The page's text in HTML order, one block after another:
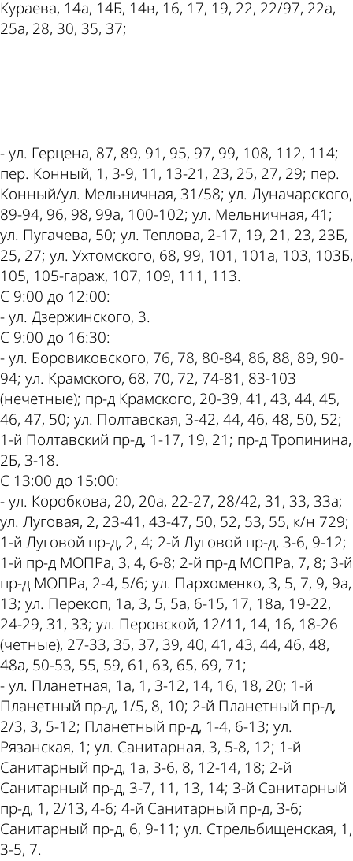
Кураева, 14а, 14Б, 14в, 16, 17, 19, 22, 22/97, 22а,
25а, 28, 30, 35, 37;
- ул. Герцена, 87, 89, 91, 95, 97, 99, 108, 112, 114;
пер. Конный, 1, 3-9, 11, 13-21, 23, 25, 27, 29; пер.
Конный/ул. Мельничная, 31/58; ул. Луначарского,
89-94, 96, 98, 99а, 100-102; ул. Мельничная, 41;
ул. Пугачева, 50; ул. Теплова, 2-17, 19, 21, 23, 23Б,
25, 27; ул. Ухтомского, 68, 99, 101, 101а, 103, 103Б,
105, 105-гараж, 107, 109, 111, 113.
С 9:00 до 12:00:
- ул. Дзержинского, 3.
С 9:00 до 16:30:
- ул. Боровиковского, 76, 78, 80-84, 86, 88, 89, 90-
94; ул. Крамского, 68, 70, 72, 74-81, 83-103
(нечетные); пр-д Крамского, 20-39, 41, 43, 44, 45,
46, 47, 50; ул. Полтавская, 3-42, 44, 46, 48, 50, 52;
1-й Полтавский пр-д, 1-17, 19, 21; пр-д Тропинина,
2Б, 3-18.
С 13:00 до 15:00:
- ул. Коробкова, 20, 20а, 22-27, 28/42, 31, 33, 33а;
ул. Луговая, 2, 23-41, 43-47, 50, 52, 53, 55, к/н 729;
1-й Луговой пр-д, 2, 4; 2-й Луговой пр-д, 3-6, 9-12;
1-й пр-д МОПРа, 3, 4, 6-8; 2-й пр-д МОПРа, 7, 8; 3-й
пр-д МОПРа, 2-4, 5/6; ул. Пархоменко, 3, 5, 7, 9, 9а,
13; ул. Перекоп, 1а, 3, 5, 5а, 6-15, 17, 18а, 19-22,
24-29, 31, 33; ул. Перовской, 12/11, 14, 16, 18-26
(четные), 27-33, 35, 37, 39, 40, 41, 43, 44, 46, 48,
48а, 50-53, 55, 59, 61, 63, 65, 69, 71;
- ул. Планетная, 1а, 1, 3-12, 14, 16, 18, 20; 1-й
Планетный пр-д, 1/5, 8, 10; 2-й Планетный пр-д,
2/3, 3, 5-12; Планетный пр-д, 1-4, 6-13; ул.
Рязанская, 1; ул. Санитарная, 3, 5-8, 12; 1-й
Санитарный пр-д, 1а, 3-6, 8, 12-14, 18; 2-й
Санитарный пр-д, 3-7, 11, 13, 14; 3-й Санитарный
пр-д, 1, 2/13, 4-6; 4-й Санитарный пр-д, 3-6;
Санитарный пр-д, 6, 9-11; ул. Стрельбищенская, 1,
3-5, 7.